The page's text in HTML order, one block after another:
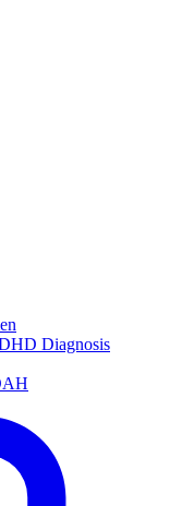
Diagnosis